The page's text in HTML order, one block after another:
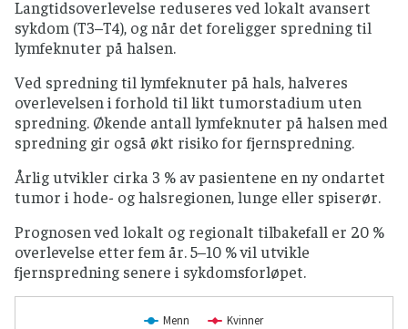
Langtidsoverlevelse reduseres ved lokalt avansert
sykdom (T3–T4), og når det foreligger spredning til
lymfeknuter på halsen.
Ved spredning til lymfeknuter på hals, halveres
overlevelsen i forhold til likt tumorstadium uten
spredning. Økende antall lymfeknuter på halsen med
spredning gir også økt risiko for fjernspredning.
Årlig utvikler cirka 3 % av pasientene en ny ondartet
tumor i hode- og halsregionen, lunge eller spiserør.
Prognosen ved lokalt og regionalt tilbakefall er 20 %
overlevelse etter fem år. 5–10 % vil utvikle
fjernspredning senere i sykdomsforløpet.
Menn Kvinner